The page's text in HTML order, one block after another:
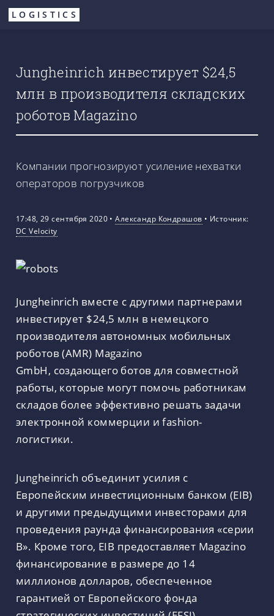
Перейти
LOGISTICS
Jungheinrich инвестирует $24,5
млн в производителя складских
роботов Magazino
Компании прогнозируют усиление нехватки
операторов погрузчиков
17:48, 29 сентября 2020 •Александр Кондрашов • Источник:
DC Velocity
Jungheinrich вместе с другими партнерами
инвестирует $24,5 млн в немецкого
производителя автономных мобильных
роботов (AMR) Magazino
GmbH, создающего ботов для совместной
работы, которые могут помочь работникам
складов более эффективно решать задачи
электронной коммерции и fashion-
логистики.
Jungheinrich объединит усилия с
Европейским инвестиционным банком (EIB)
и другими предыдущими инвесторами для
проведения раунда финансирования «серии
B». Кроме того, EIB предоставляет Magazino
финансирование в размере до 14
миллионов долларов, обеспеченное
гарантией от Европейского фонда